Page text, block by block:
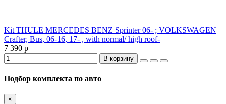
Kit THULE MERCEDES BENZ Sprinter 06- ; VOLKSWAGEN
Crafter, Bus, 06-16, 17- , with normal/ high roof-
7 390 р
В корзину
Подбор комплекта по авто
×